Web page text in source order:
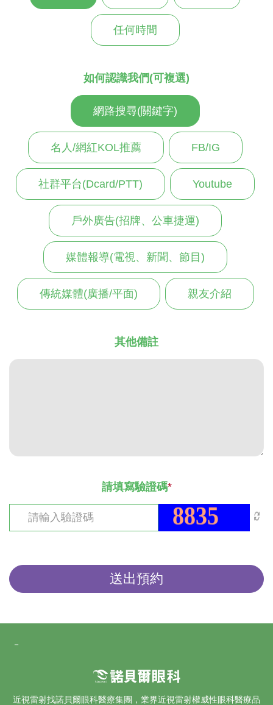
任何時間
如何認識我們(可複選)
網路搜尋(關鍵字)
名人/網紅KOL推薦 FB/IG
社群平台(Dcard/PTT) Youtube
戶外廣告(招牌、公車捷運)
媒體報導(電視、新聞、節目)
傳統媒體(廣播/平面) 親友介紹
其他備註
請填寫驗證碼*
送出預約
－
近視雷射找諾貝爾眼科醫療集團，業界近視雷射權威性眼科醫療品